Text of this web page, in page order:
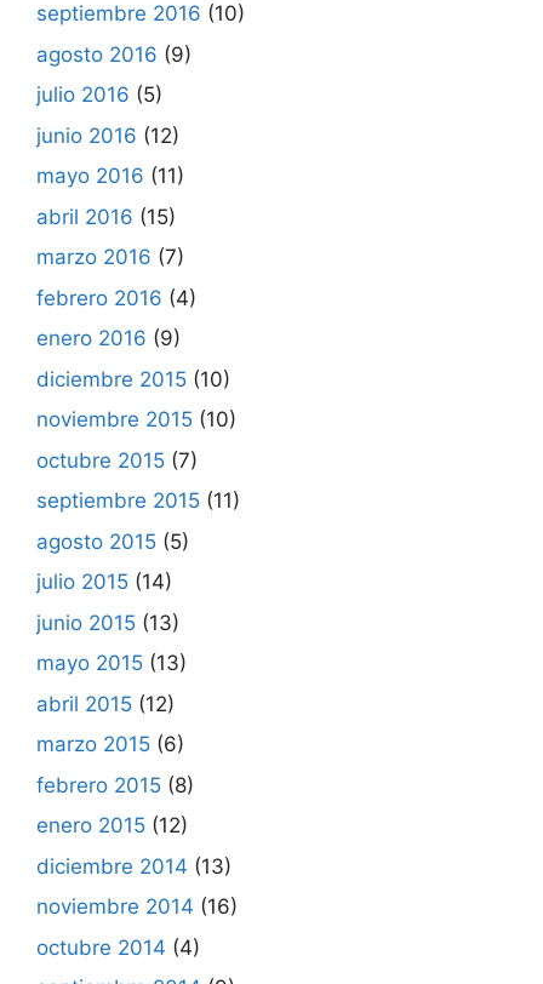
septiembre 2016 (10)
agosto 2016 (9)
julio 2016 (5)
junio 2016 (12)
mayo 2016 (11)
abril 2016 (15)
marzo 2016 (7)
febrero 2016 (4)
enero 2016 (9)
diciembre 2015 (10)
noviembre 2015 (10)
octubre 2015 (7)
septiembre 2015 (11)
agosto 2015 (5)
julio 2015 (14)
junio 2015 (13)
mayo 2015 (13)
abril 2015 (12)
marzo 2015 (6)
febrero 2015 (8)
enero 2015 (12)
diciembre 2014 (13)
noviembre 2014 (16)
octubre 2014 (4)